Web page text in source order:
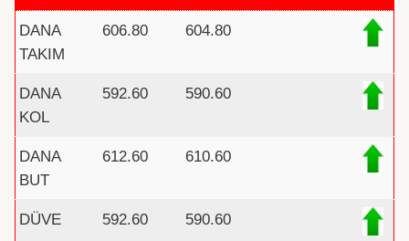
DANA
TAKIM
606.80 604.80
DANA
KOL
592.60 590.60
DANA
BUT
612.60 610.60
DÜVE 592.60 590.60